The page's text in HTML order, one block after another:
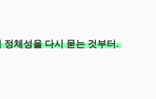
체성을 다시 묻는 것부터.